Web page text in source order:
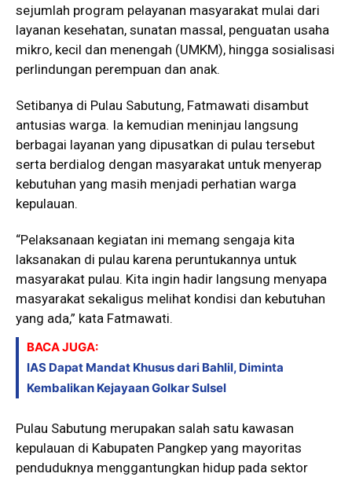
sejumlah program pelayanan masyarakat mulai dari
layanan kesehatan, sunatan massal, penguatan usaha
mikro, kecil dan menengah (UMKM), hingga sosialisasi
perlindungan perempuan dan anak.
Setibanya di Pulau Sabutung, Fatmawati disambut
antusias warga. Ia kemudian meninjau langsung
berbagai layanan yang dipusatkan di pulau tersebut
serta berdialog dengan masyarakat untuk menyerap
kebutuhan yang masih menjadi perhatian warga
kepulauan.
“Pelaksanaan kegiatan ini memang sengaja kita
laksanakan di pulau karena peruntukannya untuk
masyarakat pulau. Kita ingin hadir langsung menyapa
masyarakat sekaligus melihat kondisi dan kebutuhan
yang ada,” kata Fatmawati.
BACA JUGA:
IAS Dapat Mandat Khusus dari Bahlil, Diminta
Kembalikan Kejayaan Golkar Sulsel
Pulau Sabutung merupakan salah satu kawasan
kepulauan di Kabupaten Pangkep yang mayoritas
penduduknya menggantungkan hidup pada sektor